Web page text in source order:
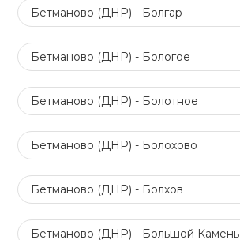
Бетманово (ДНР) - Болгар
Бетманово (ДНР) - Бологое
Бетманово (ДНР) - Болотное
Бетманово (ДНР) - Болохово
Бетманово (ДНР) - Болхов
Бетманово (ДНР) - Большой Камень